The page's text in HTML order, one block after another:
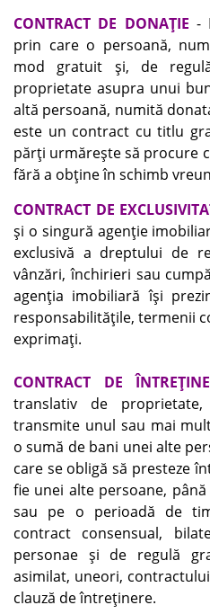
CONTRACT DE DONAŢIE -
prin care o persoană,
mod gratuit şi, de
proprietate asupra unui
altă persoană, numită
este un contract cu titlu
părţi urmăreşte să procure
fără a obţine în schimb
CONTRACT DE
şi o singură agenţie
exclusivă a dreptului de
vânzări, închirieri sau
agenţia imobiliară îşi
responsabilităţile, termenii
exprimaţi.
CONTRACT DE
translativ de
transmite unul sau mai
o sumă de bani unei alte
care se obligă să presteze
fie unei alte persoane,
sau pe o perioadă de
contract consensual,
personae şi de regulă
asimilat, uneori,
clauză de întreţinere.